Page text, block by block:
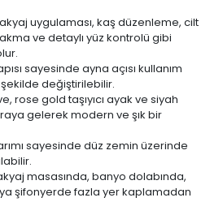
uygulaması, kaş düzenleme, cilt
ve detaylı yüz kontrolü gibi
sayesinde ayna açısı kullanım
değiştirilebilir.
rose gold taşıyıcı ayak ve siyah
gelerek modern ve şık bir
sayesinde düz zemin üzerinde
masasında, banyo dolabında,
şifonyerde fazla yer kaplamadan